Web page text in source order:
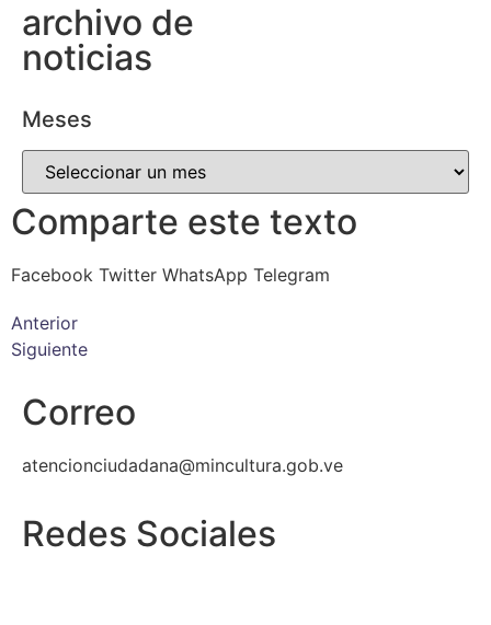
archivo de
noticias
Meses
Comparte este texto
Facebook Twitter WhatsApp Telegram
Anterior
Siguiente
Correo
atencionciudadana@mincultura.gob.ve
Redes Sociales